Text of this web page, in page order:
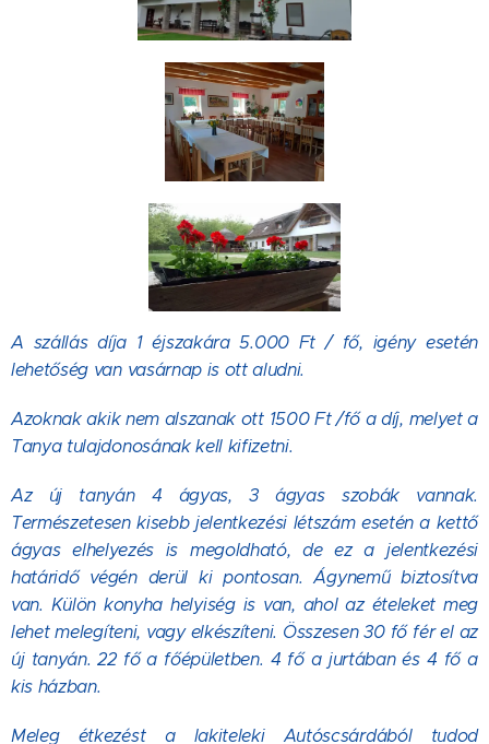
A szállás díja 1 éjszakára 5.000 Ft / fő, igény esetén
lehetőség van vasárnap is ott aludni.
Azoknak akik nem alszanak ott 1500 Ft /fő a díj, melyet a
Tanya tulajdonosának kell kifizetni.
Az új tanyán 4 ágyas, 3 ágyas szobák vannak.
Természetesen kisebb jelentkezési létszám esetén a kettő
ágyas elhelyezés is megoldható, de ez a jelentkezési
határidő végén derül ki pontosan. Ágynemű biztosítva
van. Külön konyha helyiség is van, ahol az ételeket meg
lehet melegíteni, vagy elkészíteni. Összesen 30 fő fér el az
új tanyán. 22 fő a főépületben. 4 fő a jurtában és 4 fő a
kis házban.
Meleg étkezést a lakiteleki Autóscsárdából tudod